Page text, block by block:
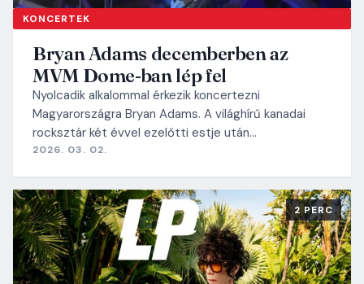
KONCERTEK
Bryan Adams decemberben az
MVM Dome-ban lép fel
Nyolcadik alkalommal érkezik koncertezni
Magyarországra Bryan Adams. A világhírű kanadai
rocksztár két évvel ezelőtti estje után…
2026. 03. 02.
2 PERC